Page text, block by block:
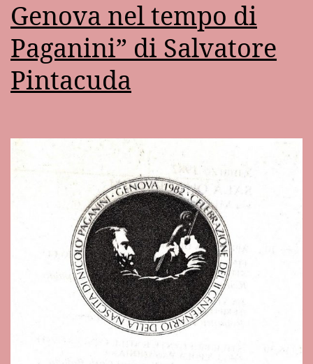
Genova nel tempo di
Paganini” di Salvatore
Pintacuda